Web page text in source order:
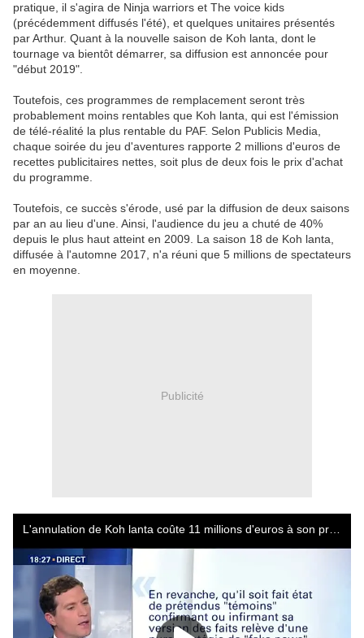
pratique, il s'agira de Ninja warriors et The voice kids
(précédemment diffusés l'été), et quelques unitaires présentés
par Arthur. Quant à la nouvelle saison de Koh lanta, dont le
tournage va bientôt démarrer, sa diffusion est annoncée pour
"début 2019".
Toutefois, ces programmes de remplacement seront très
probablement moins rentables que Koh lanta, qui est l'émission
de télé-réalité la plus rentable du PAF. Selon Publicis Media,
chaque soirée du jeu d'aventures rapporte 2 millions d'euros de
recettes publicitaires nettes, soit plus de deux fois le prix d'achat
du programme.
Toutefois, ce succès s'érode, usé par la diffusion de deux saisons
par an au lieu d'une. Ainsi, l'audience du jeu a chuté de 40%
depuis le plus haut atteint en 2009. La saison 18 de Koh lanta,
diffusée à l'automne 2017, n'a réuni que 5 millions de spectateurs
en moyenne.
Publicité